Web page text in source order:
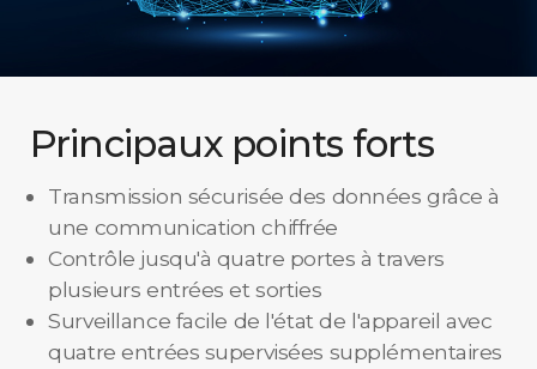
Principaux points forts
Transmission sécurisée des données grâce à
une communication chiffrée
Contrôle jusqu'à quatre portes à travers
plusieurs entrées et sorties
Surveillance facile de l'état de l'appareil avec
quatre entrées supervisées supplémentaires